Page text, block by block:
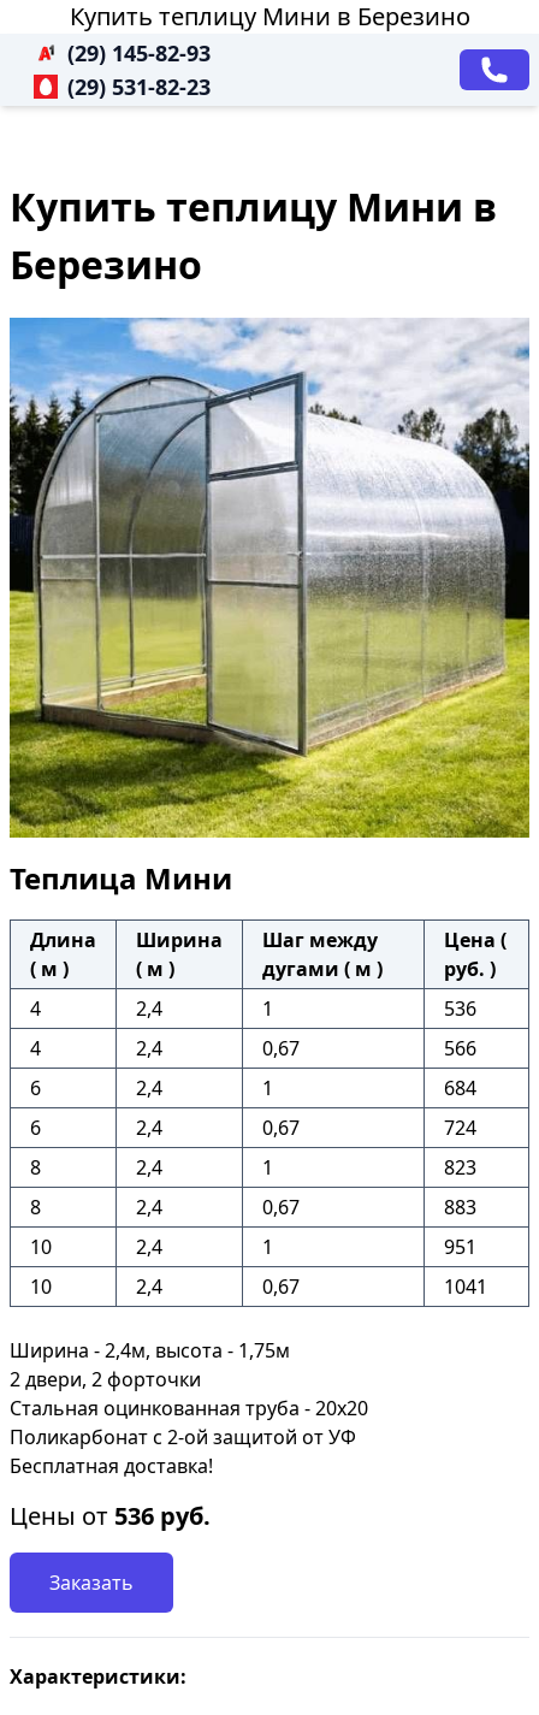
Купить теплицу Мини в Березино
(29) 145-82-93
(29) 531-82-23
Купить теплицу Мини в
Березино
Теплица Мини
Длина
( м )
Ширина
( м )
Шаг между
дугами ( м )
Цена (
руб. )
4
2,4 1
536
4
2,4 0,67
566
6
2,4 1
684
6
2,4 0,67
724
8
2,4 1
823
8
2,4 0,67
883
10
2,4 1
951
10
2,4 0,67 1041
Ширина - 2,4м, высота - 1,75м
2 двери, 2 форточки
Стальная оцинкованная труба - 20х20
Поликарбонат с 2-ой защитой от УФ
Бесплатная доставка!
Цены от 536 руб.
Заказать
Характеристики: